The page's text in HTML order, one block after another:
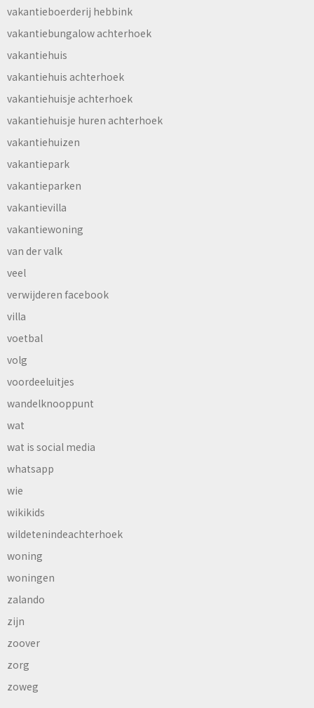
vakantieboerderij hebbink
vakantiebungalow achterhoek
vakantiehuis
vakantiehuis achterhoek
vakantiehuisje achterhoek
vakantiehuisje huren achterhoek
vakantiehuizen
vakantiepark
vakantieparken
vakantievilla
vakantiewoning
van der valk
veel
verwijderen facebook
villa
voetbal
volg
voordeeluitjes
wandelknooppunt
wat
wat is social media
whatsapp
wie
wikikids
wildetenindeachterhoek
woning
woningen
zalando
zijn
zoover
zorg
zoweg